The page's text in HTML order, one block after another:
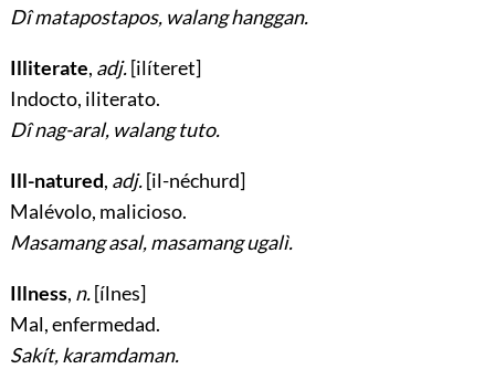
Dî matapostapos, walang hanggan.
Illiterate, adj.[ilíteret]
Indocto, iliterato.
Dî nag-aral, walang tuto.
Ill-natured, adj.[il-néchurd]
Malévolo, malicioso.
Masamang asal, masamang ugalì.
Illness, n.[ílnes]
Mal, enfermedad.
Sakít, karamdaman.